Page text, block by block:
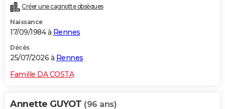
Créer une cagnotte obsèques
Naissance
17/09/1984 à Rennes
Décès
25/07/2026 à Rennes
Famille DA COSTA
Annette GUYOT (96 ans)